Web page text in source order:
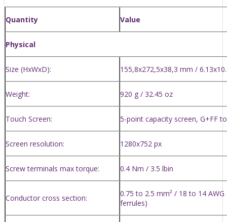
Quantity Value
Physical
Size (HxWxD): 155,8x272,5x38,3 mm /
Weight: 920 g / 32.45 oz
Touch Screen: 5-point capacity screen, G+FF
Screen resolution: 1280x752 px
Screw terminals max torque: 0.4 Nm / 3.5 lbin
Conductor cross section:
0.75 to 2.5 mm² / 18 to 14
ferrules)